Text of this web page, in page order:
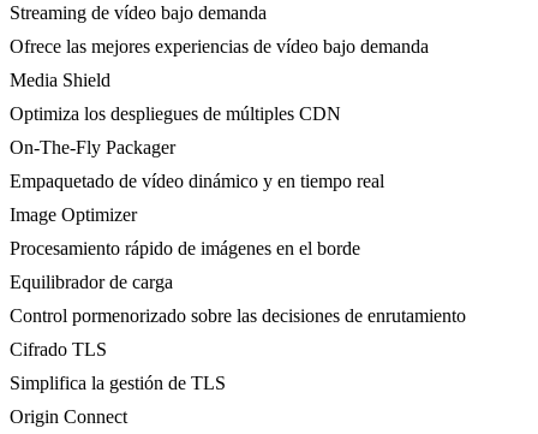
Streaming de vídeo bajo demanda
Ofrece las mejores experiencias de vídeo bajo demanda
Media Shield
Optimiza los despliegues de múltiples CDN
On-The-Fly Packager
Empaquetado de vídeo dinámico y en tiempo real
Image Optimizer
Procesamiento rápido de imágenes en el borde
Equilibrador de carga
Control pormenorizado sobre las decisiones de enrutamiento
Cifrado TLS
Simplifica la gestión de TLS
Origin Connect